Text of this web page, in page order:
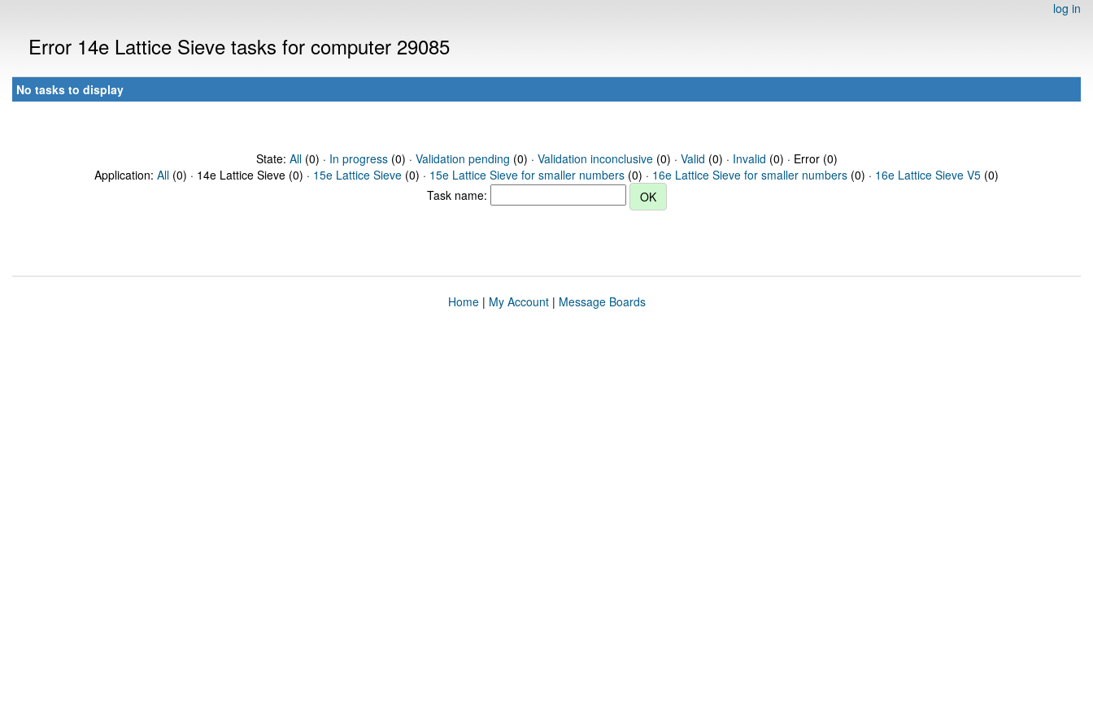
log in
Error 14e Lattice Sieve tasks for computer 29085
No tasks to display
State: All(0) · In progress(0) · Validation pending (0) · Validation inconclusive(0) · Valid (0) · Invalid (0) · Error (0)
Application: All (0) · 14e Lattice Sieve (0) · 15e Lattice Sieve (0) · 15e Lattice Sieve for smaller numbers (0) · 16e Lattice Sieve for smaller numbers (0) · 16e Lattice Sieve V5 (0)
Task name:
Home| My Account| Message Boards